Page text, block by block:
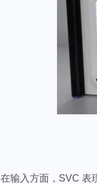
在输入方面，SVC 表